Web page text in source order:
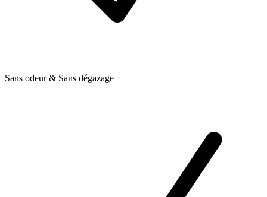
Sans odeur & Sans dégazage